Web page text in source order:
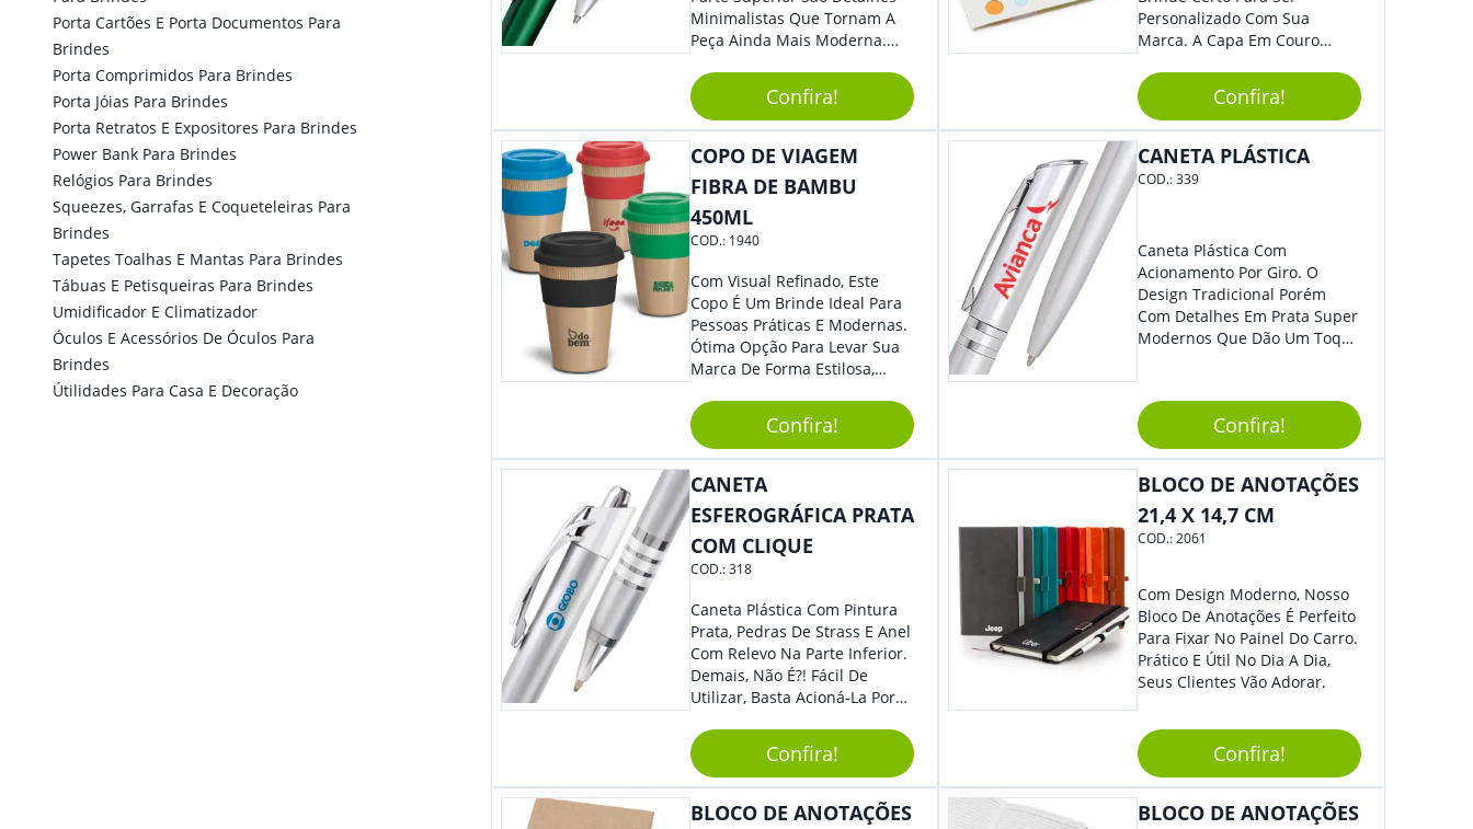
Porta Cartões E Porta Documentos Para
Brindes
Porta Comprimidos Para Brindes
Porta Jóias Para Brindes
Porta Retratos E Expositores Para Brindes
Power Bank Para Brindes
Relógios Para Brindes
Squeezes, Garrafas E Coqueteleiras Para
Brindes
Tapetes Toalhas E Mantas Para Brindes
Tábuas E Petisqueiras Para Brindes
Umidificador E Climatizador
Óculos E Acessórios De Óculos Para
Brindes
Útilidades Para Casa E Decoração
Minimalistas Que Tornam A
Peça Ainda Mais Moderna.
Em Que Deseja Presentear
Seus Convidados E Clientes.
Acionamento Por Clic.
Confira!
Personalizado Com Sua
Marca. A Capa Em Couro
Elástico Permite Maior
Segurança Ao Carregá-Lo.
Ofereça A Seus Clientes E
Colaboradores, Sem Dúvidas
Eles Irão Adorar.
Confira!
COPO DE VIAGEM
FIBRA DE BAMBU
450ML
COD.: 1940
Com Visual Refinado, Este
Copo É Um Brinde Ideal Para
Pessoas Práticas E Modernas.
Ótima Opção Para Levar Sua
Marca De Forma Estilosa,
Empresa Em Eventos,
Reuniões Corporativas Ou Até
Mesmo Para Presentear
Colaboradores.
Confira!
CANETA PLÁSTICA
COD.:339
Caneta Plástica Com
Acionamento Por Giro. O
Design Tradicional Porém
Com Detalhes Em Prata Super
Modernos Que Dão Um Toque
Confira!
CANETA
ESFEROGRÁFICA PRATA
COM CLIQUE
COD.:318
Caneta Plástica Com Pintura
Prata, Pedras De Strass E Anel
Com Relevo Na Parte Inferior.
Demais, Não É?! Fácil De
Utilizar, Basta Acioná-La Por
Confira!
BLOCO DE ANOTAÇÕES
21,4 X 14,7 CM
COD.:2061
Com Design Moderno, Nosso
Bloco De Anotações É Perfeito
Para Fixar No Painel Do Carro.
Prático E Útil No Dia A Dia,
Seus Clientes Vão Adorar.
Confira!
BLOCO DE ANOTAÇÕES
BLOCO DE ANOTAÇÕES